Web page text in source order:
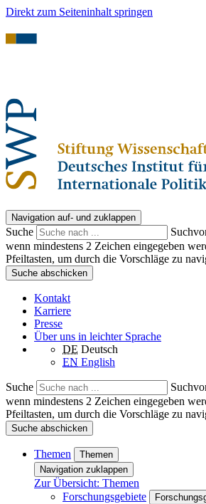
Direkt zum Seiteninhalt springen
Navigation auf- und zuklappen
Suche
wenn mindestens 2 Zeichen eingegeben
Pfeiltasten, um durch die Vorschläge zu
Suche abschicken
Kontakt
Karriere
Presse
Über uns in leichter Sprache
DE Deutsch
EN English
Suche
wenn mindestens 2 Zeichen eingegeben
Pfeiltasten, um durch die Vorschläge zu
Suche abschicken
Themen
Themen
Navigation zuklappen
Zur Übersicht: Themen
Forschungsgebiete